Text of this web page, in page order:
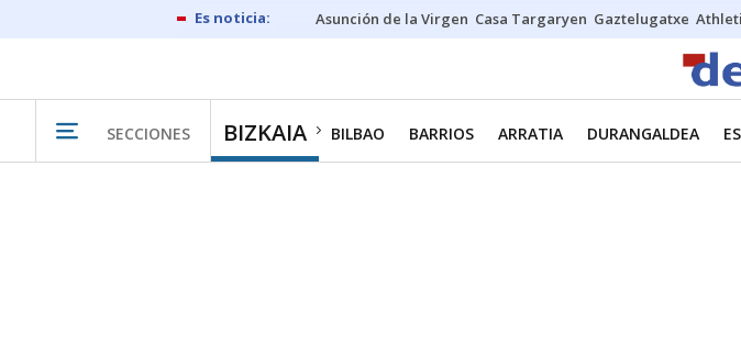
Asunción de la Virgen Casa Targaryen Gaztelugatxe
SECCIONES BIZKAIA BILBAO BARRIOS ARRATIA DURANGALDEA